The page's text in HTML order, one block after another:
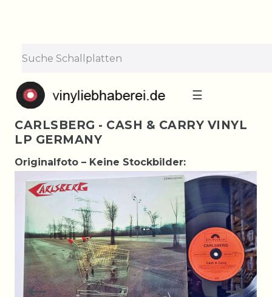
☰
CARLSBERG - CASH & CARRY VINYL
LP GERMANY
Originalfoto – Keine Stockbilder: